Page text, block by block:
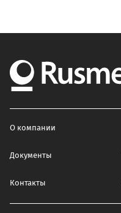
О компании
Документы
Контакты